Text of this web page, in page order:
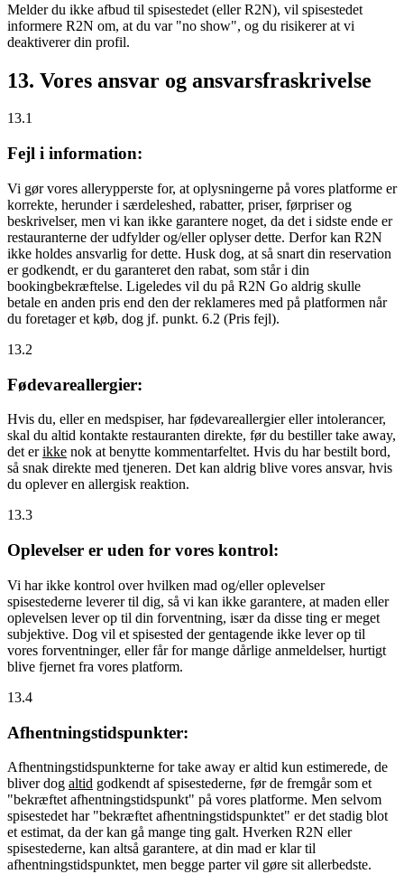
Melder du ikke afbud til spisestedet (eller R2N), vil spisestedet
informere R2N om, at du var "no show", og du risikerer at vi
deaktiverer din profil.
13. Vores ansvar og ansvarsfraskrivelse
13.1
Fejl i information:
Vi gør vores allerypperste for, at oplysningerne på vores platforme er
korrekte, herunder i særdeleshed, rabatter, priser, førpriser og
beskrivelser, men vi kan ikke garantere noget, da det i sidste ende er
restauranterne der udfylder og/eller oplyser dette. Derfor kan R2N
ikke holdes ansvarlig for dette. Husk dog, at så snart din reservation
er godkendt, er du garanteret den rabat, som står i din
bookingbekræftelse. Ligeledes vil du på R2N Go aldrig skulle
betale en anden pris end den der reklameres med på platformen når
du foretager et køb, dog jf. punkt. 6.2 (Pris fejl).
13.2
Fødevareallergier:
Hvis du, eller en medspiser, har fødevareallergier eller intolerancer,
skal du altid kontakte restauranten direkte, før du bestiller take away,
det erikke nok at benytte kommentarfeltet. Hvis du har bestilt bord,
så snak direkte med tjeneren. Det kan aldrig blive vores ansvar, hvis
du oplever en allergisk reaktion.
13.3
Oplevelser er uden for vores kontrol:
Vi har ikke kontrol over hvilken mad og/eller oplevelser
spisestederne leverer til dig, så vi kan ikke garantere, at maden eller
oplevelsen lever op til din forventning, især da disse ting er meget
subjektive. Dog vil et spisested der gentagende ikke lever op til
vores forventninger, eller får for mange dårlige anmeldelser, hurtigt
blive fjernet fra vores platform.
13.4
Afhentningstidspunkter:
Afhentningstidspunkterne for take away er altid kun estimerede, de
bliver dog altid godkendt af spisestederne, før de fremgår som et
"bekræftet afhentningstidspunkt" på vores platforme. Men selvom
spisestedet har "bekræftet afhentningstidspunktet" er det stadig blot
et estimat, da der kan gå mange ting galt. Hverken R2N eller
spisestederne, kan altså garantere, at din mad er klar til
afhentningstidspunktet, men begge parter vil gøre sit allerbedste.